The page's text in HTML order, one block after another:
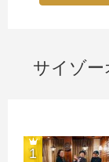
サイゾ
1